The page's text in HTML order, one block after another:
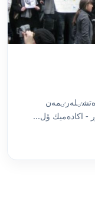
- اكادەميك ۆل...